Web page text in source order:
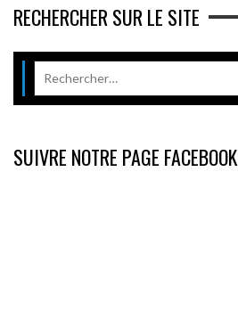
RECHERCHER SUR LE SITE
SUIVRE NOTRE PAGE FACEBOOK